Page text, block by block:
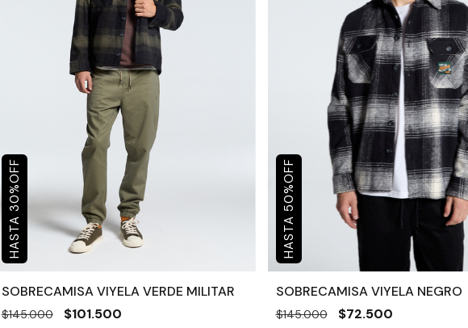
30
%
OFF
SOBRECAMISA VIYELA VERDE MILITAR
$145.000 $101.500
50
%
OFF
SOBRECAMISA VIYELA NEGRO
$145.000 $72.500